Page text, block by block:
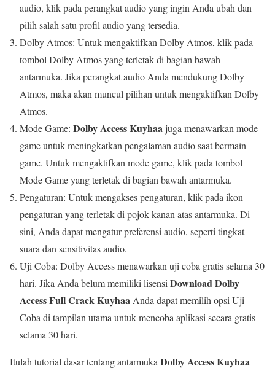
audio, klik pada perangkat audio yang ingin Anda ubah dan
pilih salah satu profil audio yang tersedia.
Dolby Atmos: Untuk mengaktifkan Dolby Atmos, klik pada
tombol Dolby Atmos yang terletak di bagian bawah
antarmuka. Jika perangkat audio Anda mendukung Dolby
Atmos, maka akan muncul pilihan untuk mengaktifkan Dolby
Atmos.
Mode Game: Dolby Access Kuyhaajuga menawarkan mode
game untuk meningkatkan pengalaman audio saat bermain
game. Untuk mengaktifkan mode game, klik pada tombol
Mode Game yang terletak di bagian bawah antarmuka.
Pengaturan: Untuk mengakses pengaturan, klik pada ikon
pengaturan yang terletak di pojok kanan atas antarmuka. Di
sini, Anda dapat mengatur preferensi audio, seperti tingkat
suara dan sensitivitas audio.
Uji Coba: Dolby Access menawarkan uji coba gratis selama 30
hari. Jika Anda belum memiliki lisensi Download Dolby
Access Full Crack Kuyhaa Anda dapat memilih opsi Uji
Coba di tampilan utama untuk mencoba aplikasi secara gratis
selama 30 hari.
Itulah tutorial dasar tentang antarmuka Dolby Access Kuyhaa